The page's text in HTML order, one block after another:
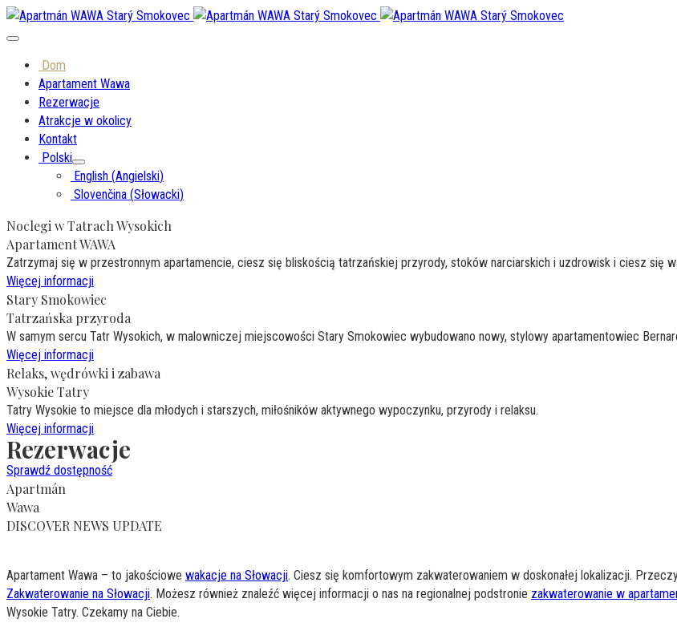
Dom
Apartament Wawa
Rezerwacje
Atrakcje w okolicy
Kontakt
Polski
English (Angielski)
Slovenčina (Słowacki)
Noclegi w Tatrach Wysokich
Apartament WAWA
Zatrzymaj się w przestronnym apartamencie, ciesz się bliskością tatrzańskiej przyrody, stoków narciarskich i uzdrowisk i ciesz się
Więcej informacji
Stary Smokowiec
Tatrzańska przyroda
W samym sercu Tatr Wysokich, w malowniczej miejscowości Stary Smokowiec wybudowano nowy, stylowy apartamentowiec
Więcej informacji
Relaks, wędrówki i zabawa
Wysokie Tatry
Tatry Wysokie to miejsce dla młodych i starszych, miłośników aktywnego wypoczynku, przyrody i relaksu.
Więcej informacji
Rezerwacje
Sprawdź dostępność
Apartmán
Wawa
DISCOVER NEWS UPDATE
Apartament Wawa – to jakościowe wakacje na Słowacji. Ciesz się komfortowym zakwaterowaniem w doskonałej lokalizacji.
Zakwaterowanie na Słowacji. Możesz również znaleźć więcej informacji o nas na regionalnej podstronie zakwaterowanie w
Wysokie Tatry. Czekamy na Ciebie.